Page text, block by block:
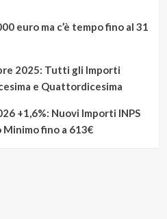
euro ma c’è tempo fino al 31
2025: Tutti gli Importi
e Quattordicesima
+1,6%: Nuovi Importi INPS
fino a 613€